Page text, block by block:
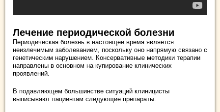
Лечение периодической болезни
Периодическая болезнь в настоящее время является
неизлечимым заболеванием, поскольку оно напрямую связано с
генетическим нарушением. Консервативные методики терапии
направлены в основном на купирование клинических
проявлений.
В подавляющем большинстве ситуаций клиницисты
выписывают пациентам следующие препараты: